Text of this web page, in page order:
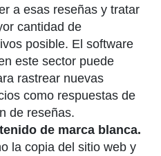
a esas reseñas y tratar
cantidad de
posible. El software
este sector puede
rastrear nuevas
como respuestas de
de reseñas.
de marca blanca.
la copia del sitio web y